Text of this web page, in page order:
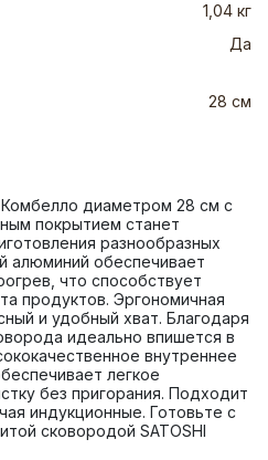
1,04 кг
Да
28 см
Комбелло диаметром 28 см с
покрытием станет
разнообразных
алюминий обеспечивает
что способствует
продуктов. Эргономичная
и удобный хват. Благодаря
идеально впишется в
внутреннее
легкое
без пригорания. Подходит
индукционные. Готовьте с
сковородой SATOSHI